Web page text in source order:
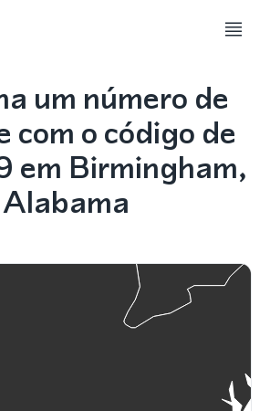
um número de
com o código de
em Birmingham,
Alabama